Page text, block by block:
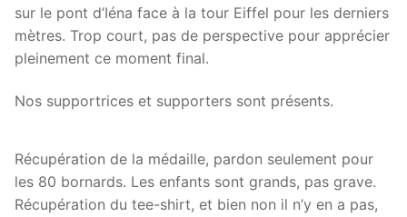
sur le pont d’Iéna face à la tour Eiffel pour les derniers
mètres. Trop court, pas de perspective pour apprécier
pleinement ce moment final.
Nos supportrices et supporters sont présents.
Récupération de la médaille, pardon seulement pour
les 80 bornards. Les enfants sont grands, pas grave.
Récupération du tee-shirt, et bien non il n’y en a pas,